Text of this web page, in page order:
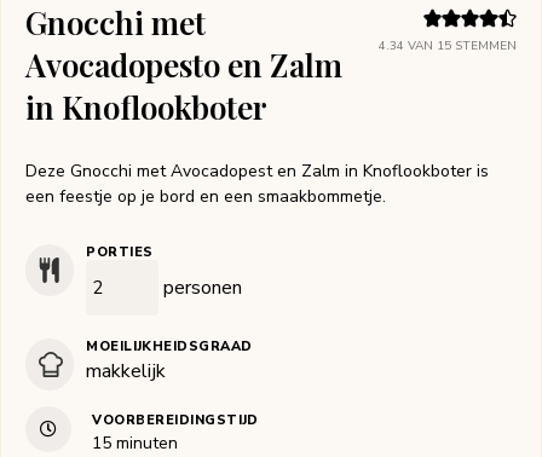
4.34 VAN 15 STEMMEN
Gnocchi met
Avocadopesto en Zalm
in Knoflookboter
Deze Gnocchi met Avocadopest en Zalm in Knoflookboter is
een feestje op je bord en een smaakbommetje.
PORTIES
personen
MOEILIJKHEIDSGRAAD
makkelijk
VOORBEREIDINGSTIJD
15minuten
minuten